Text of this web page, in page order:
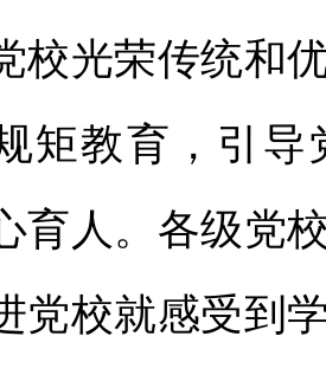
校光荣传统和
矩教育，引
育人。各级党
党校就感受到